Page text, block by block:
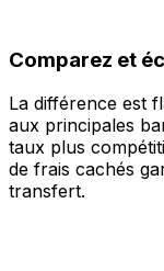
Comparez et
La différence est
aux principales
taux plus
de frais cachés
transfert.